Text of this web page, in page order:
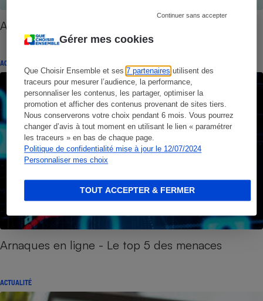
Gérer mes cookies
Que Choisir Ensemble et ses7 partenaires utilisent des
traceurs pour mesurer l’audience, la performance,
personnaliser les contenus, les partager, optimiser la
promotion et afficher des contenus provenant de sites tiers.
Nous conserverons votre choix pendant 6 mois. Vous pourrez
changer d’avis à tout moment en utilisant le lien « paramétrer
les traceurs » en bas de chaque page.
Politique de confidentialité mise à jour le 12/07/2024
Personnaliser mes choix
Continuer sans accepter
TOUT ACCEPTER & FERMER
Arnaques - Impossible d’y échapper
ACTUALITÉ
Arnaques en ligne - Le top 5 des menaces
ACTUALITÉ